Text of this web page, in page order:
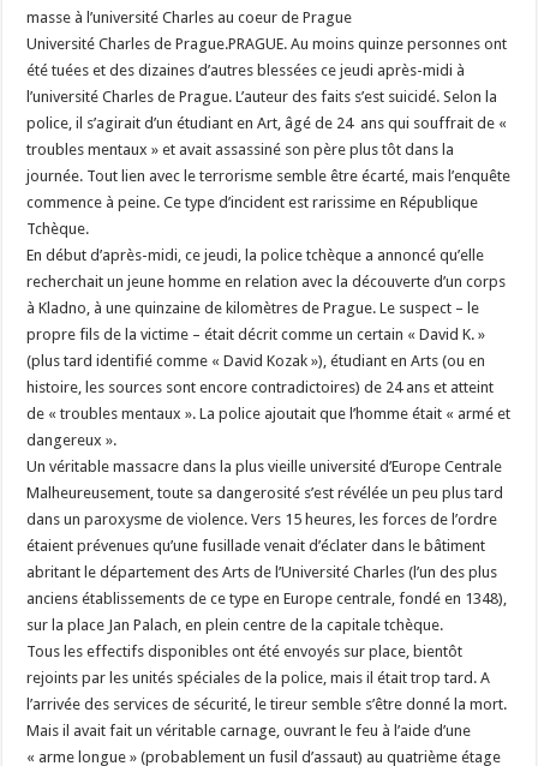
masse à l’université Charles au coeur de Prague
Université Charles de Prague.PRAGUE. Au moins quinze personnes ont
été tuées et des dizaines d’autres blessées ce jeudi après-midi à
l’université Charles de Prague. L’auteur des faits s’est suicidé. Selon la
police, il s’agirait d’un étudiant en Art, âgé de 24 ans qui souffrait de «
troubles mentaux » et avait assassiné son père plus tôt dans la
journée. Tout lien avec le terrorisme semble être écarté, mais l’enquête
commence à peine. Ce type d’incident est rarissime en République
Tchèque.
En début d’après-midi, ce jeudi, la police tchèque a annoncé qu’elle
recherchait un jeune homme en relation avec la découverte d’un corps
à Kladno, à une quinzaine de kilomètres de Prague. Le suspect – le
propre fils de la victime – était décrit comme un certain « David K. »
(plus tard identifié comme « David Kozak »), étudiant en Arts (ou en
histoire, les sources sont encore contradictoires) de 24 ans et atteint
de « troubles mentaux ». La police ajoutait que l’homme était « armé et
dangereux ».
Un véritable massacre dans la plus vieille université d’Europe Centrale
Malheureusement, toute sa dangerosité s’est révélée un peu plus tard
dans un paroxysme de violence. Vers 15 heures, les forces de l’ordre
étaient prévenues qu’une fusillade venait d’éclater dans le bâtiment
abritant le département des Arts de l’Université Charles (l’un des plus
anciens établissements de ce type en Europe centrale, fondé en 1348),
sur la place Jan Palach, en plein centre de la capitale tchèque.
Tous les effectifs disponibles ont été envoyés sur place, bientôt
rejoints par les unités spéciales de la police, mais il était trop tard. A
l’arrivée des services de sécurité, le tireur semble s’être donné la mort.
Mais il avait fait un véritable carnage, ouvrant le feu à l’aide d’une
« arme longue » (probablement un fusil d’assaut) au quatrième étage